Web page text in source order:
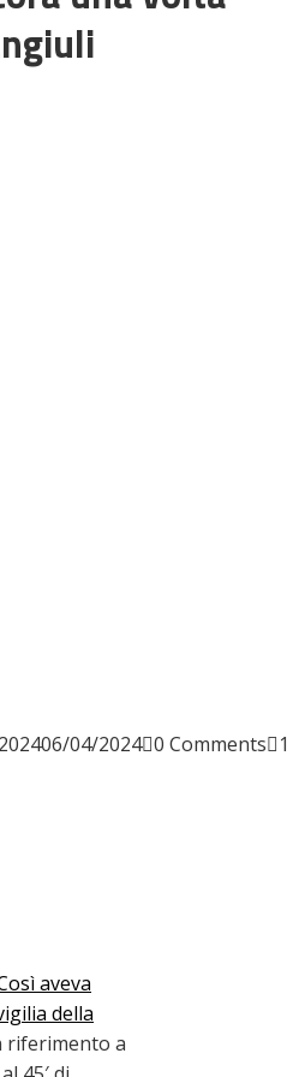
06/04/2024 0 Comments
aveva
della
riferimento a